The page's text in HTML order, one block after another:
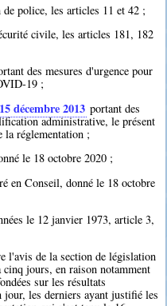
police, les articles 11 et 42 ;
civile, les articles 181, 182
des mesures d'urgence pour
19 ;
décembre 2013 portant des
administrative, le présent
la réglementation ;
le 18 octobre 2020 ;
en Conseil, donné le 18 octobre
le 12 janvier 1973, article 3,
l'avis de la section de législation
jours, en raison notamment
sur les résultats
les derniers ayant justifié les